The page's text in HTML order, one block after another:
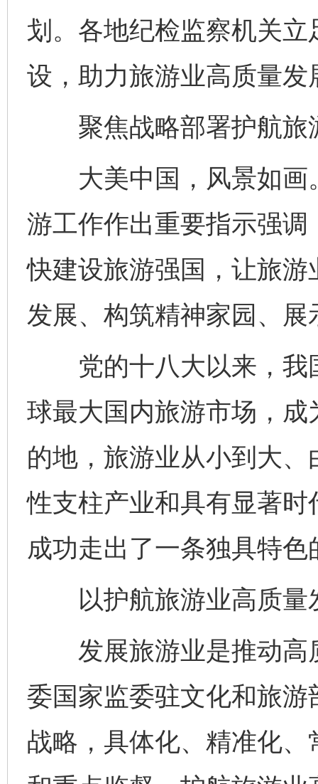
划。各地纪检监察机关
设，助力旅游业高质量发
聚焦战略部署护航旅
大美中国，风景如画
游工作作出重要指示强
快建设旅游强国，让旅
发展、构筑精神家园、
党的十八大以来，我
球最大国内旅游市场，
的地，旅游业从小到大
性支柱产业和具有显著
成功走出了一条独具特
以护航旅游业高质量
发展旅游业是推动高
委国家监委驻文化和旅
战略，具体化、精准化